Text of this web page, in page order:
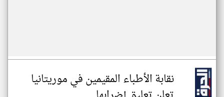
نقابة الأطباء المقيمين في موريتانيا